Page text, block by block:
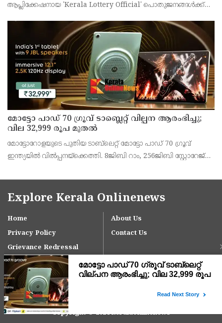
ആപ്ലിക്കേഷനായ 'Kerala Lottery Official' പൊതുജനങ്ങൾക്ക്
അഞ്ജു കെ എസ് അറിയിച്ചു.
മോട്ടോ പാഡ് 70 ഗ്രൂവ് ടാബ്ലെറ്റ് വില്പന ആരംഭിച്ചു;
വില 32,999 രൂപ മുതൽ
മോട്ടോറോളയുടെ പുതിയ ടാബ്‌ലെറ്റ് മോട്ടോ പാഡ് 70 ഗ്രൂവ്
ഇന്ത്യയിൽ വിൽപ്പനയ്‌ക്കെത്തി. 8ജിബി റാം, 256ജിബി സ്റ്റോറേജ്
ഉൾപ്പെടെ 32,999 രൂപയാണ് ഫലപ്രദമായ
Explore Kerala Onlinenews
Home
About Us
Privacy Policy
Contact Us
Grievance Redressal
Copyright © 2024 keralaonlinenews